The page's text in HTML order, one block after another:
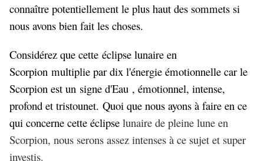
connaître potentiellement le plus haut des sommets si
nous avons bien fait les choses.
Considérez que cette éclipse lunaire en
Scorpion multiplie par dix l'énergie émotionnelle car le
Scorpion est un signe d'Eau , émotionnel, intense,
profond et tristounet. Quoi que nous ayons à faire en ce
qui concerne cette éclipse lunaire de pleine lune en
Scorpion, nous serons assez intenses à ce sujet et super
investis.